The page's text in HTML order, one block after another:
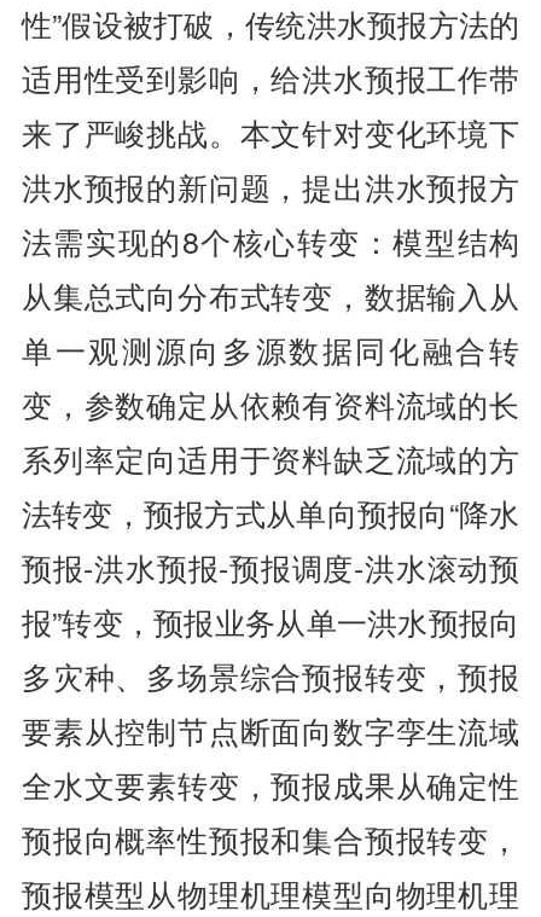
性”假设被打破，传统洪水预报方法的
适用性受到影响，给洪水预报工作带
来了严峻挑战。本文针对变化环境下
洪水预报的新问题，提出洪水预报方
法需实现的8个核心转变：模型结构
从集总式向分布式转变，数据输入从
单一观测源向多源数据同化融合转
变，参数确定从依赖有资料流域的长
系列率定向适用于资料缺乏流域的方
法转变，预报方式从单向预报向“降水
预报-洪水预报-预报调度-洪水滚动预
报”转变，预报业务从单一洪水预报向
多灾种、多场景综合预报转变，预报
要素从控制节点断面向数字孪生流域
全水文要素转变，预报成果从确定性
预报向概率性预报和集合预报转变，
预报模型从物理机理模型向物理机理